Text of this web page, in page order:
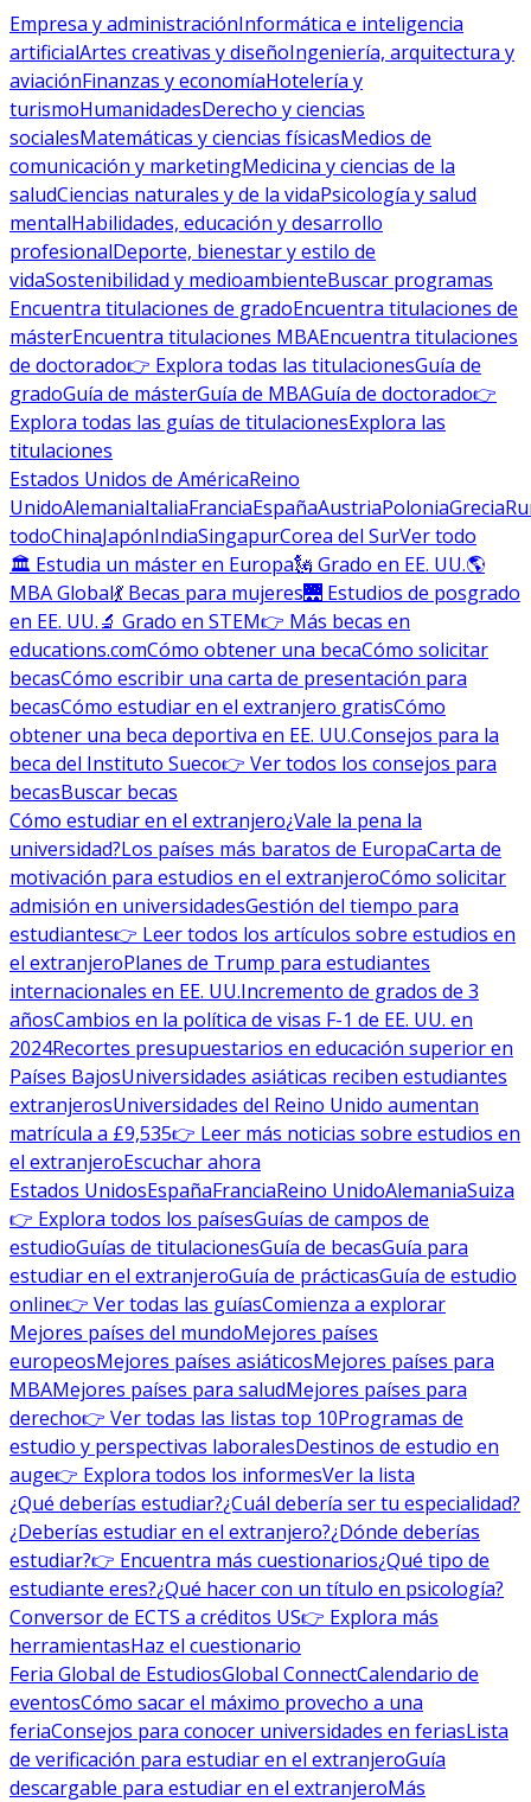
Empresa y administraciónInformática e inteligencia
artificialArtes creativas y diseñoIngeniería, arquitectura y
aviaciónFinanzas y economíaHotelería y
turismoHumanidadesDerecho y ciencias
socialesMatemáticas y ciencias físicasMedios de
comunicación y marketingMedicina y ciencias de la
saludCiencias naturales y de la vidaPsicología y salud
mentalHabilidades, educación y desarrollo
profesionalDeporte, bienestar y estilo de
vidaSostenibilidad y medioambienteBuscar programas
Encuentra titulaciones de gradoEncuentra titulaciones de
másterEncuentra titulaciones MBAEncuentra titulaciones
de doctorado👉 Explora todas las titulacionesGuía de
gradoGuía de másterGuía de MBAGuía de doctorado👉
Explora todas las guías de titulacionesExplora las
titulaciones
Estados Unidos de AméricaReino
UnidoAlemaniaItaliaFranciaEspañaAustriaPoloniaGrecia
todoChinaJapónIndiaSingapurCorea del SurVer todo
🏛 Estudia un máster en Europa🗽 Grado en EE. UU.🌎
MBA Global💃 Becas para mujeres🌉 Estudios de posgrado
en EE. UU.🔬 Grado en STEM👉 Más becas en
educations.comCómo obtener una becaCómo solicitar
becasCómo escribir una carta de presentación para
becasCómo estudiar en el extranjero gratisCómo
obtener una beca deportiva en EE. UU.Consejos para la
beca del Instituto Sueco👉 Ver todos los consejos para
becasBuscar becas
Cómo estudiar en el extranjero¿Vale la pena la
universidad?Los países más baratos de EuropaCarta de
motivación para estudios en el extranjeroCómo solicitar
admisión en universidadesGestión del tiempo para
estudiantes👉 Leer todos los artículos sobre estudios en
el extranjeroPlanes de Trump para estudiantes
internacionales en EE. UU.Incremento de grados de 3
añosCambios en la política de visas F-1 de EE. UU. en
2024Recortes presupuestarios en educación superior en
Países BajosUniversidades asiáticas reciben estudiantes
extranjerosUniversidades del Reino Unido aumentan
matrícula a £9,535👉 Leer más noticias sobre estudios en
el extranjeroEscuchar ahora
Estados UnidosEspañaFranciaReino UnidoAlemaniaSuiza
👉 Explora todos los paísesGuías de campos de
estudioGuías de titulacionesGuía de becasGuía para
estudiar en el extranjeroGuía de prácticasGuía de estudio
online👉 Ver todas las guíasComienza a explorar
Mejores países del mundoMejores países
europeosMejores países asiáticosMejores países para
MBAMejores países para saludMejores países para
derecho👉 Ver todas las listas top 10Programas de
estudio y perspectivas laboralesDestinos de estudio en
auge👉 Explora todos los informesVer la lista
¿Qué deberías estudiar?¿Cuál debería ser tu especialidad?
¿Deberías estudiar en el extranjero?¿Dónde deberías
estudiar?👉 Encuentra más cuestionarios¿Qué tipo de
estudiante eres?¿Qué hacer con un título en psicología?
Conversor de ECTS a créditos US👉 Explora más
herramientasHaz el cuestionario
Feria Global de EstudiosGlobal ConnectCalendario de
eventosCómo sacar el máximo provecho a una
feriaConsejos para conocer universidades en feriasLista
de verificación para estudiar en el extranjeroGuía
descargable para estudiar en el extranjeroMás